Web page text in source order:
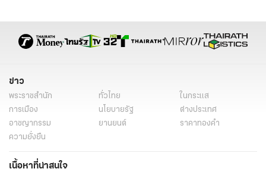
ข่าว
พระราชสำนัก ทั่วไทย
ในกระแส
การเมือง
นโยบายรัฐ
ต่างประเทศ
อาชญากรรม
ยานยนต์
ราคาทองคำ
ความยั่งยืน
เนื้อหาที่น่าสนใจ